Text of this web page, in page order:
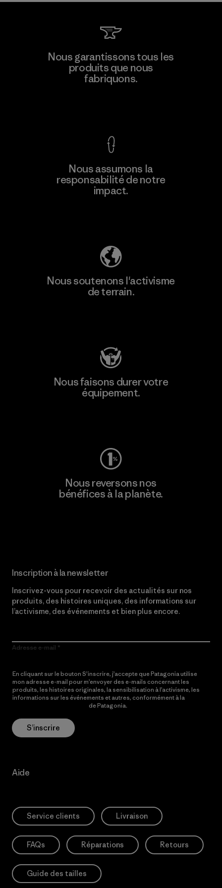
plus
MAS Active (Pvt) Ltd. - Asialine
Nous garantissons tous les
produits que nous
fabriquons.
Nous assumons la
responsabilité de notre
impact.
Nous soutenons l'activisme
de terrain.
Nous faisons durer votre
équipement.
Nous reversons nos
bénéfices à la planète.
Inscription à la newsletter
Inscrivez-vous pour recevoir des actualités sur nos
produits, des histoires uniques, des informations sur
l’activisme, des événements et bien plus encore.
Adresse e-mail
En cliquant sur le bouton S’inscrire, j’accepte que Patagonia utilise
mon adresse e-mail pour m’envoyer des e-mails concernant les
produits, les histoires originales, la sensibilisation à l’activisme, les
informations sur les événements et autres, conformément à la
de Patagonia.
S’inscrire
Aide
Service clients Livraison
FAQs Réparations Retours
Guide des tailles